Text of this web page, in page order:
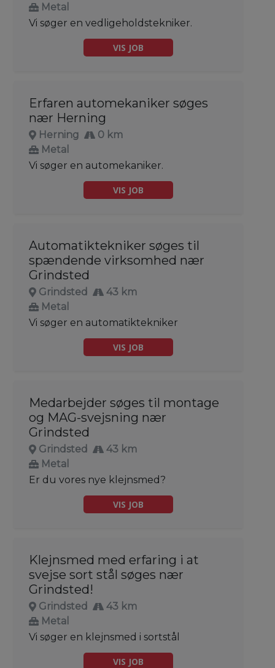
Metal
Vi søger en vedligeholdstekniker.
VIS JOB
Erfaren automekaniker søges
nær Herning
Herning
0 km
Metal
Vi søger en automekaniker.
VIS JOB
Automatiktekniker søges til
spændende virksomhed nær
Grindsted
Grindsted
43 km
Metal
Vi søger en automatiktekniker
VIS JOB
Medarbejder søges til montage
og MAG-svejsning nær
Grindsted
Grindsted
43 km
Metal
Er du vores nye klejnsmed?
VIS JOB
Klejnsmed med erfaring i at
svejse sort stål søges nær
Grindsted!
Grindsted
43 km
Metal
Vi søger en klejnsmed i sortstål
VIS JOB